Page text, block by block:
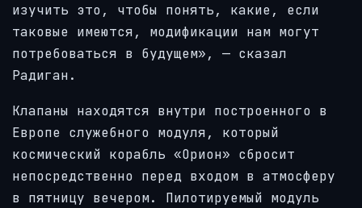
изучить это, чтобы понять, какие, если
таковые имеются, модификации нам могут
потребоваться в будущем», — сказал
Радиган.
Клапаны находятся внутри построенного в
Европе служебного модуля, который
космический корабль «Орион» сбросит
непосредственно перед входом в атмосферу
в пятницу вечером. Пилотируемый модуль